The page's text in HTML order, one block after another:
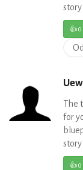
story
👍0
The
for
story
👍0